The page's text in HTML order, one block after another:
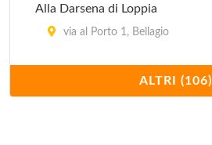
Alla Darsena di Loppia
via al Porto 1, Bellagio
via Tommaso Grossi 2, Como
ALTRI (106)